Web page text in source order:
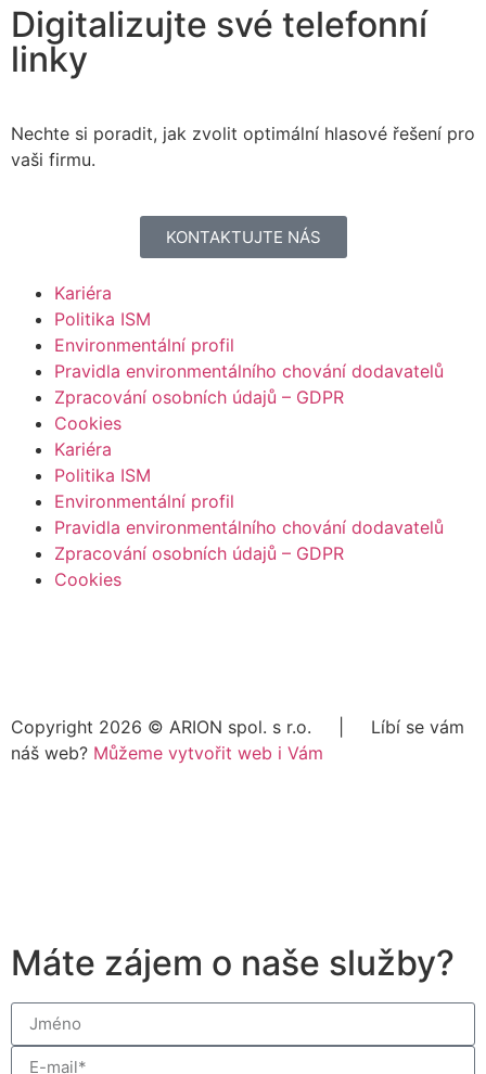
Digitalizujte své telefonní
linky
Nechte si poradit, jak zvolit optimální hlasové řešení pro
vaši firmu.
KONTAKTUJTE NÁS
Kariéra
Politika ISM
Environmentální profil
Pravidla environmentálního chování dodavatelů
Zpracování osobních údajů – GDPR
Cookies
Kariéra
Politika ISM
Environmentální profil
Pravidla environmentálního chování dodavatelů
Zpracování osobních údajů – GDPR
Cookies
Copyright 2026 © ARION spol. s r.o. | Líbí se vám
náš web? Můžeme vytvořit web i Vám
Máte zájem o naše služby?